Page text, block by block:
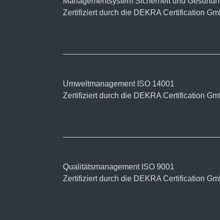
Zertifiziert durch die DEKRA Certification
Umweltmanagement ISO 14001
Zertifiziert durch die DEKRA Certification
Qualitätsmanagement ISO 9001
Zertifiziert durch die DEKRA Certification